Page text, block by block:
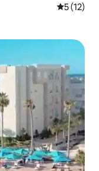
5 de uma
5 (12)